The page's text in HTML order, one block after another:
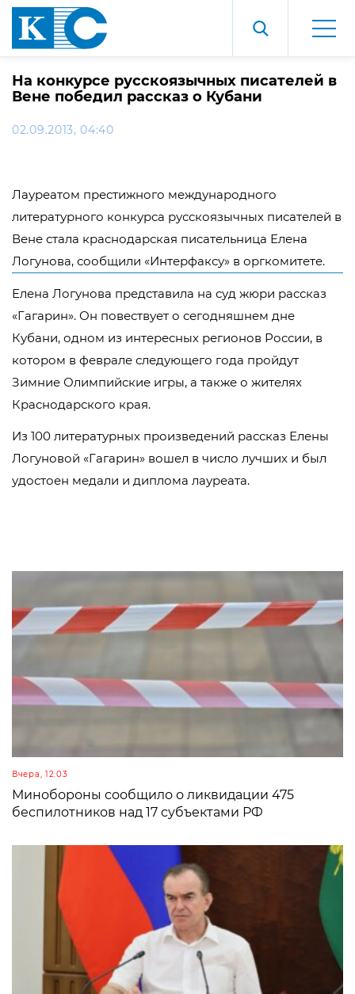
На конкурсе русскоязычных писателей в
Вене победил рассказ о Кубани
02.09.2013, 04:40
Лауреатом престижного международного
литературного конкурса русскоязычных писателей в
Вене стала краснодарская писательница Елена
Логунова, сообщили «Интерфаксу» в оргкомитете.
Елена Логунова представила на суд жюри рассказ
«Гагарин». Он повествует о сегодняшнем дне
Кубани, одном из интересных регионов России, в
котором в феврале следующего года пройдут
Зимние Олимпийские игры, а также о жителях
Краснодарского края.
Из 100 литературных произведений рассказ Елены
Логуновой «Гагарин» вошел в число лучших и был
удостоен медали и диплома лауреата.
Вчера, 12:03
Минобороны сообщило о ликвидации 475
беспилотников над 17 субъектами РФ